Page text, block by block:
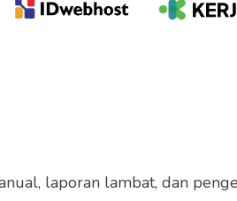
laporan lambat, dan